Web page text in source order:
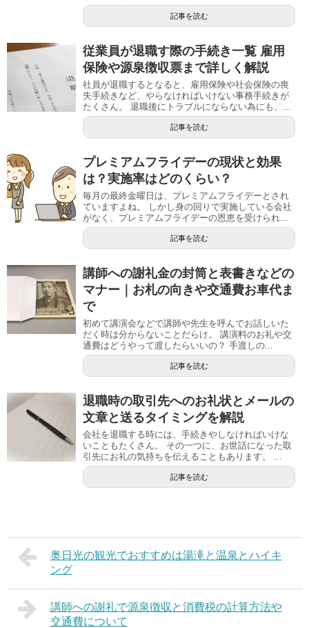
記事を読む
従業員が退職す際の手続き一覧 雇用
保険や源泉徴収票まで詳しく解説
社員が退職するとなると、雇用保険や社会保険の喪
失手続きなど、やらなければいけない事務手続きが
たくさん。 退職後にトラブルにならない為にも、...
記事を読む
プレミアムフライデーの現状と効果
は？実施率はどのくらい？
毎月の最終金曜日は、プレミアムフライデーとされ
ていますよね。 しかし身の回りで実施している会社
がなく、プレミアムフライデーの恩恵を受けられ...
記事を読む
講師への謝礼金の封筒と表書きなどの
マナー｜お札の向きや交通費お車代ま
で
初めて講演会などで講師や先生を呼んでお話しいた
だく時は分からないことだらけ。 講演料のお礼や交
通費はどうやって渡したらいいの？ 手渡しの...
記事を読む
退職時の取引先へのお礼状とメールの
文章と送るタイミングを解説
会社を退職する時には、手続きやしなければいけな
いこともたくさん。 その一つに、お世話になった取
引先にお礼の気持ちを伝えることもあります。 ...
記事を読む
奥日光の観光でおすすめは湯滝と温泉とハイキ
ング
講師への謝礼で源泉徴収と消費税の計算方法や
交通費について